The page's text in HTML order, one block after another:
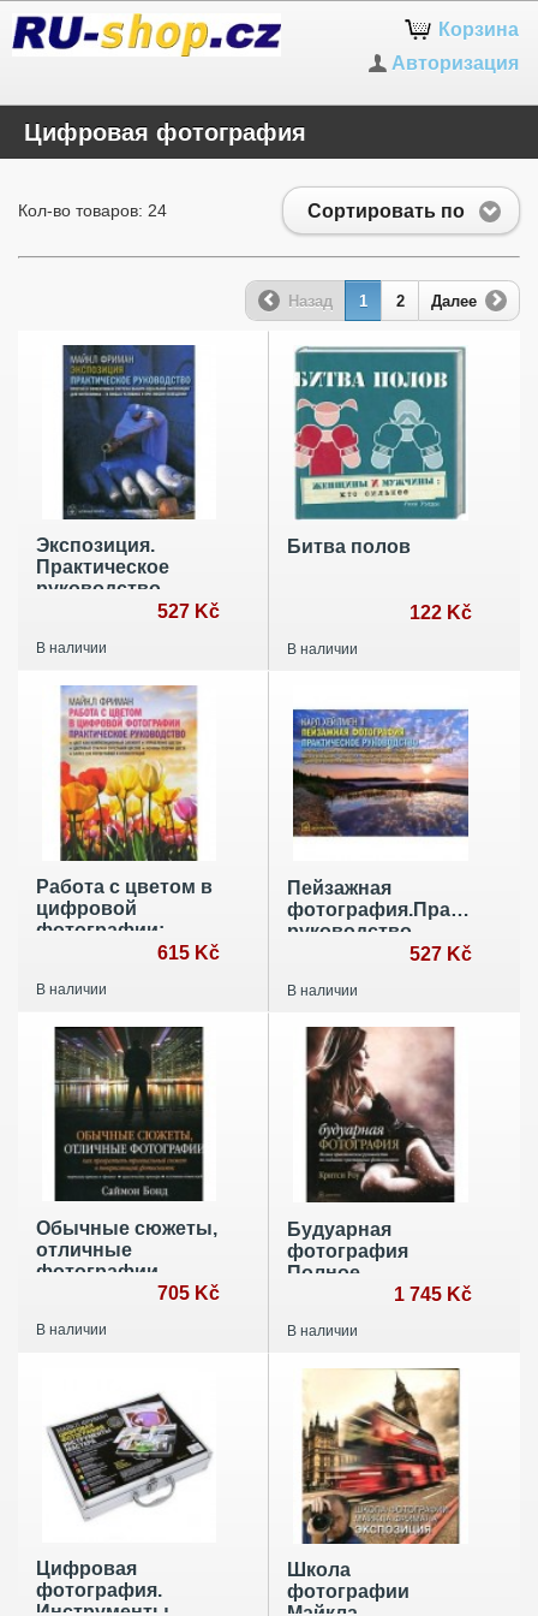
Корзина
Авторизация
Цифровая фотография
Сортировать по
Кол-во товаров: 24
Назад 1 2 Далее
Экспозиция.
Практическое
руководство.
система выбора
экспозиции
527 Kč
В наличии
Битва полов
122 Kč
В наличии
Работа с цветом в
цифровой
фотографии:
практическое615 Kč
В наличии
Пейзажная
руководство
527 Kč
В наличии
Обычные сюжеты,
отличные
фотографии
705 Kč
В наличии
Будуарная
фотография
Полное
практическое
фотосъемке
1 745 Kč
В наличии
Цифровая
фотография.
Школа
фотографии